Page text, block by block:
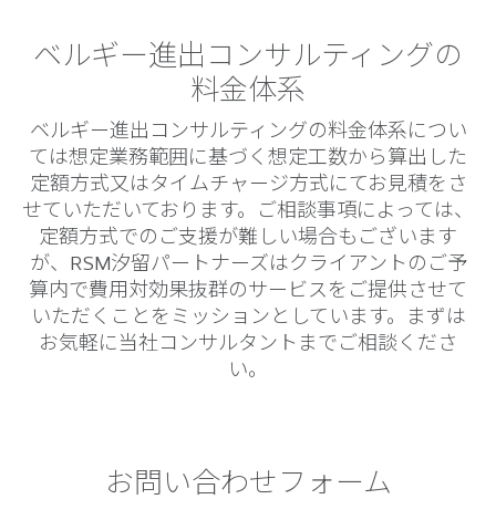
ベルギー進出コンサルティングの
料金体系
ベルギー進出コンサルティングの料金体系につい
ては想定業務範囲に基づく想定工数から算出した
定額方式又はタイムチャージ方式にてお見積をさ
せていただいております。ご相談事項によっては、
定額方式でのご支援が難しい場合もございます
が、RSM汐留パートナーズはクライアントのご予
算内で費用対効果抜群のサービスをご提供させて
いただくことをミッションとしています。まずは
お気軽に当社コンサルタントまでご相談くださ
い。
お問い合わせフォーム